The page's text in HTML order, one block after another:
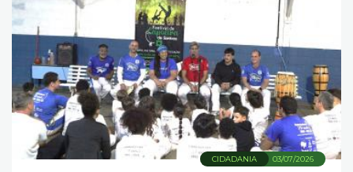
03/07/2026
CIDADANIA